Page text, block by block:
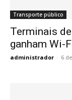
Transporte público
Terminais
ganham Wi-
administrador - 6